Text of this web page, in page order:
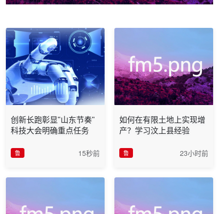
创新长跑彰显"山东节奏"
科技大会明确重点任务
鲁 15秒前
如何在有限土地上实现增
产？学习汶上县经验
鲁 23小时前